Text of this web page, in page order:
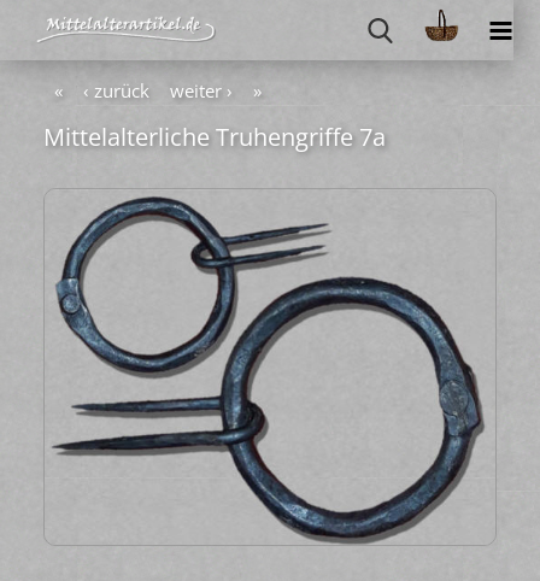
« ‹ zurück weiter › »
Mit­tel­al­ter­li­che Tru­hen­grif­fe 7a